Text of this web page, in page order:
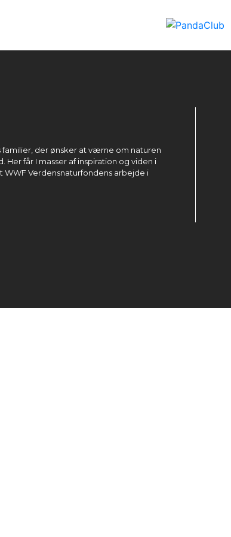
der ønsker at værne om naturen
får I masser af inspiration og viden i
Verdensnaturfondens arbejde i